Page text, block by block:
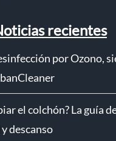
recientes
por Ozono,
el colchón? La guía
descanso